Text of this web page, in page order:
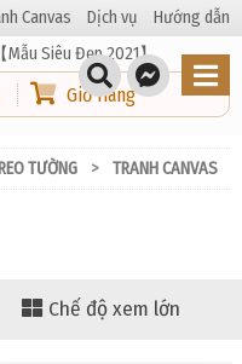
Canvas Dịch vụ Hướng dẫn
Giỏ Hàng
TƯỜNG TRANH CANVAS
Chế độ xem lớn